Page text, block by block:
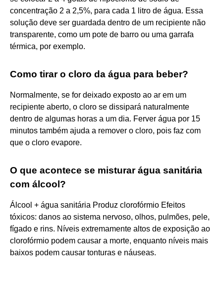
concentração 2 a 2,5%, para cada 1 litro de água. Essa
solução deve ser guardada dentro de um recipiente não
transparente, como um pote de barro ou uma garrafa
térmica, por exemplo.
Como tirar o cloro da água para beber?
Normalmente, se for deixado exposto ao ar em um
recipiente aberto, o cloro se dissipará naturalmente
dentro de algumas horas a um dia. Ferver água por 15
minutos também ajuda a remover o cloro, pois faz com
que o cloro evapore.
O que acontece se misturar água sanitária
com álcool?
Álcool + água sanitária Produz clorofórmio Efeitos
tóxicos: danos ao sistema nervoso, olhos, pulmões, pele,
fígado e rins. Níveis extremamente altos de exposição ao
clorofórmio podem causar a morte, enquanto níveis mais
baixos podem causar tonturas e náuseas.